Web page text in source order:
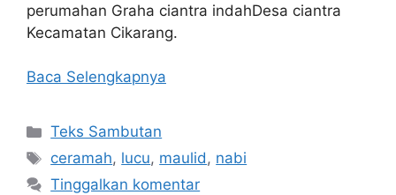
perumahan Graha ciantra indahDesa ciantra
Kecamatan Cikarang.
Baca Selengkapnya
Kategori
Teks Sambutan
Tag
ceramah, lucu, maulid, nabi
Tinggalkan komentar